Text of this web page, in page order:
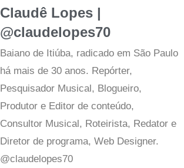
Claudê Lopes |
@claudelopes70
Baiano de Itiúba, radicado em São Paulo
há mais de 30 anos. Repórter,
Pesquisador Musical, Blogueiro,
Produtor e Editor de conteúdo,
Consultor Musical, Roteirista, Redator e
Diretor de programa, Web Designer.
@claudelopes70